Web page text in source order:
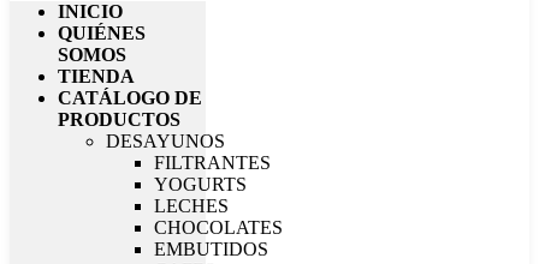
INICIO
QUIÉNES
SOMOS
TIENDA
CATÁLOGO DE
PRODUCTOS
DESAYUNOS
FILTRANTES
YOGURTS
LECHES
CHOCOLATES
EMBUTIDOS